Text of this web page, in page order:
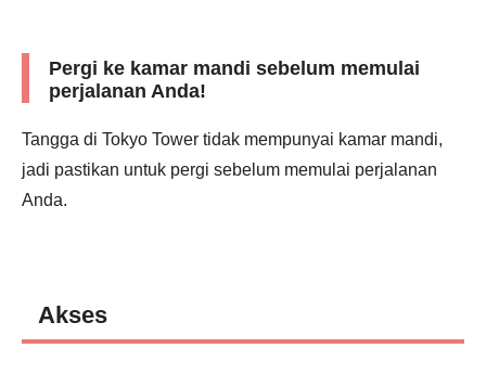
Pergi ke kamar mandi sebelum memulai
perjalanan Anda!
Tangga di Tokyo Tower tidak mempunyai kamar mandi,
jadi pastikan untuk pergi sebelum memulai perjalanan
Anda.
Akses